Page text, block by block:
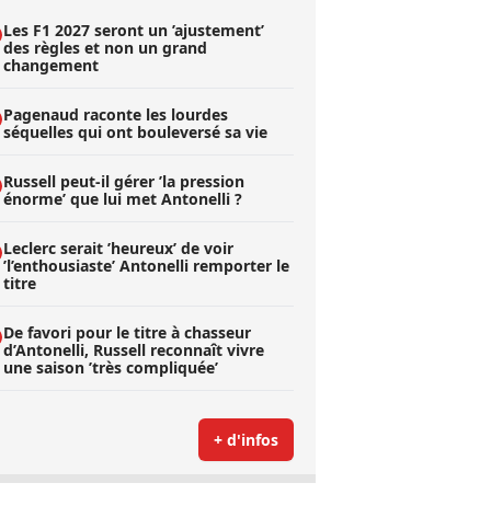
Les F1 2027 seront un ’ajustement’
des règles et non un grand
changement
Pagenaud raconte les lourdes
séquelles qui ont bouleversé sa vie
Russell peut-il gérer ’la pression
énorme’ que lui met Antonelli ?
Leclerc serait ’heureux’ de voir
’l’enthousiaste’ Antonelli remporter le
titre
De favori pour le titre à chasseur
d’Antonelli, Russell reconnaît vivre
une saison ’très compliquée’
+ d'infos